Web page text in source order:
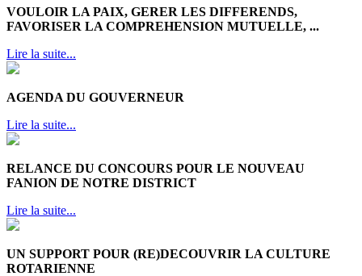
VOULOIR LA PAIX, GERER LES DIFFERENDS,
FAVORISER LA COMPREHENSION MUTUELLE, ...
Lire la suite...
AGENDA DU GOUVERNEUR
Lire la suite...
RELANCE DU CONCOURS POUR LE NOUVEAU
FANION DE NOTRE DISTRICT
Lire la suite...
UN SUPPORT POUR (RE)DECOUVRIR LA CULTURE
ROTARIENNE